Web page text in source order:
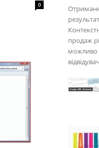
0
продаж
можливо